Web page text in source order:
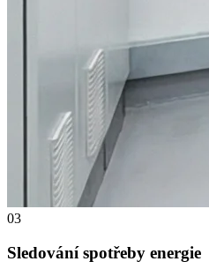
03
Sledování spotřeby energie